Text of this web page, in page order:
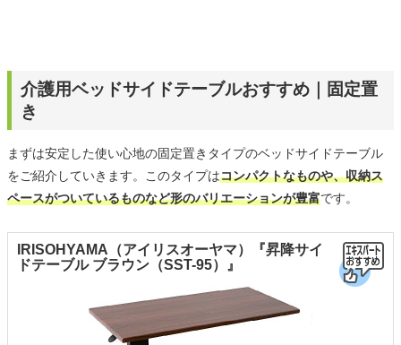
介護用ベッドサイドテーブルおすすめ｜固定置
き
まずは安定した使い心地の固定置きタイプのベッドサイドテーブル
をご紹介していきます。このタイプはコンパクトなものや、収納ス
ペースがついているものなど形のバリエーションが豊富です。
IRISOHYAMA（アイリスオーヤマ）『昇降サイ
ドテーブル ブラウン（SST-95）』